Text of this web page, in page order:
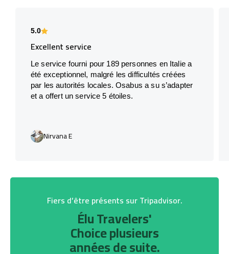
5.0
Excellent service
Le service fourni pour 189 personnes en Italie a
été exceptionnel, malgré les difficultés créées
par les autorités locales. Osabus a su s’adapter
et a offert un service 5 étoiles.
Nirvana E
Fiers d’être présents sur Tripadvisor.
Élu Travelers'
Choice plusieurs
années de suite.